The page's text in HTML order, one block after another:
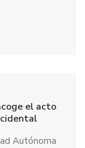
el acto
Autónoma